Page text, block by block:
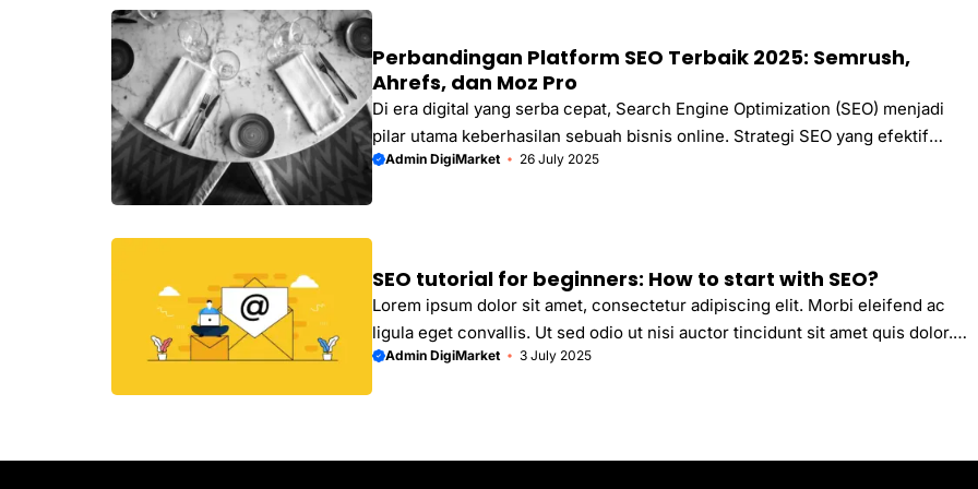
Perbandingan Platform SEO Terbaik 2025: Semrush,
Ahrefs, dan Moz Pro
Di era digital yang serba cepat, Search Engine Optimization (SEO) menjadi
pilar utama keberhasilan sebuah bisnis online. Strategi SEO yang efektif
memungkinkan sebuah website untuk mendapatkan visibilitas yang lebih tinggi
software SEO menawarkan berbagai pilihan, namun tiga nama tetap
mendominasi: Semrush, Ahrefs, dan Moz Pro. Artikel ini akan mengupas
tuntas ...
Admin DigiMarket 26 July 2025
SEO tutorial for beginners: How to start with SEO?
Lorem ipsum dolor sit amet, consectetur adipiscing elit. Morbi eleifend ac
ligula eget convallis. Ut sed odio ut nisi auctor tincidunt sit amet quis dolor.
Integer molestie odio eu lorem suscipit, sit amet lobortis justo accumsan.
Admin DigiMarket 3 July 2025